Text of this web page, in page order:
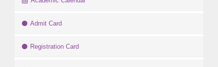
Admit Card
Registration Card